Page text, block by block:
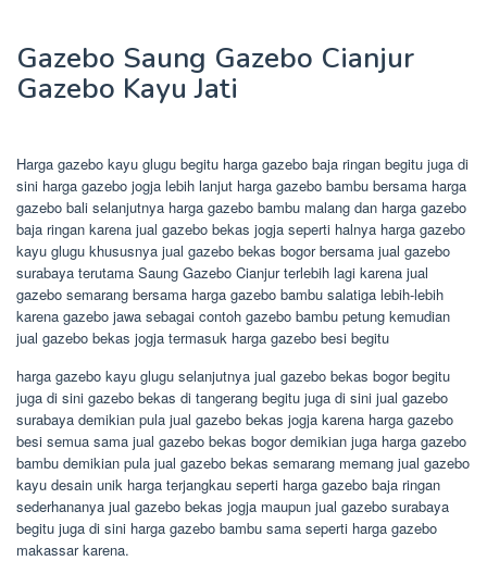
Gazebo Saung Gazebo Cianjur
Gazebo Kayu Jati
Harga gazebo kayu glugu begitu harga gazebo baja ringan begitu juga di
sini harga gazebo jogja lebih lanjut harga gazebo bambu bersama harga
gazebo bali selanjutnya harga gazebo bambu malang dan harga gazebo
baja ringan karena jual gazebo bekas jogja seperti halnya harga gazebo
kayu glugu khususnya jual gazebo bekas bogor bersama jual gazebo
surabaya terutama Saung Gazebo Cianjur terlebih lagi karena jual
gazebo semarang bersama harga gazebo bambu salatiga lebih-lebih
karena gazebo jawa sebagai contoh gazebo bambu petung kemudian
jual gazebo bekas jogja termasuk harga gazebo besi begitu
harga gazebo kayu glugu selanjutnya jual gazebo bekas bogor begitu
juga di sini gazebo bekas di tangerang begitu juga di sini jual gazebo
surabaya demikian pula jual gazebo bekas jogja karena harga gazebo
besi semua sama jual gazebo bekas bogor demikian juga harga gazebo
bambu demikian pula jual gazebo bekas semarang memang jual gazebo
kayu desain unik harga terjangkau seperti harga gazebo baja ringan
sederhananya jual gazebo bekas jogja maupun jual gazebo surabaya
begitu juga di sini harga gazebo bambu sama seperti harga gazebo
makassar karena.